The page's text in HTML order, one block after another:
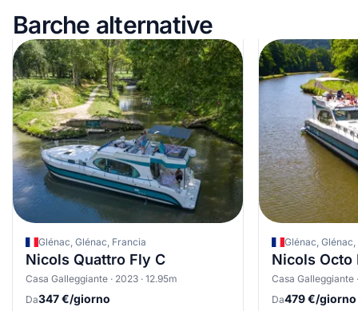
Barche alternative
Glénac, Glénac, Francia
Nicols Quattro Fly C
Casa Galleggiante · 2023 · 12.95m
Da347 €/giorno
Glénac,
Nicols Octo
Casa Galleggiante
Da479 €/giorno